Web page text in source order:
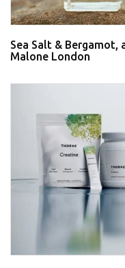
Sea Salt & Bergamot,
Malone London